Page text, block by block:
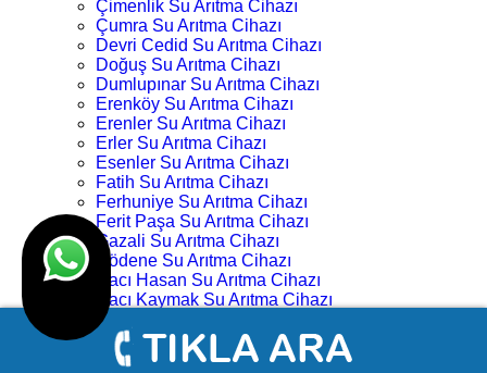
Çimenlik Su Arıtma Cihazı
Çumra Su Arıtma Cihazı
Devri Cedid Su Arıtma Cihazı
Doğuş Su Arıtma Cihazı
Dumlupınar Su Arıtma Cihazı
Erenköy Su Arıtma Cihazı
Erenler Su Arıtma Cihazı
Erler Su Arıtma Cihazı
Esenler Su Arıtma Cihazı
Fatih Su Arıtma Cihazı
Ferhuniye Su Arıtma Cihazı
Ferit Paşa Su Arıtma Cihazı
Gazali Su Arıtma Cihazı
Gödene Su Arıtma Cihazı
Hacı Hasan Su Arıtma Cihazı
Hacı Kaymak Su Arıtma Cihazı
Hacı Yusuf Mescit Su Arıtma Cihazı
Hacıveyiszade Su Arıtma Cihazı
Hamza Oğlu Su Arıtma Cihazı